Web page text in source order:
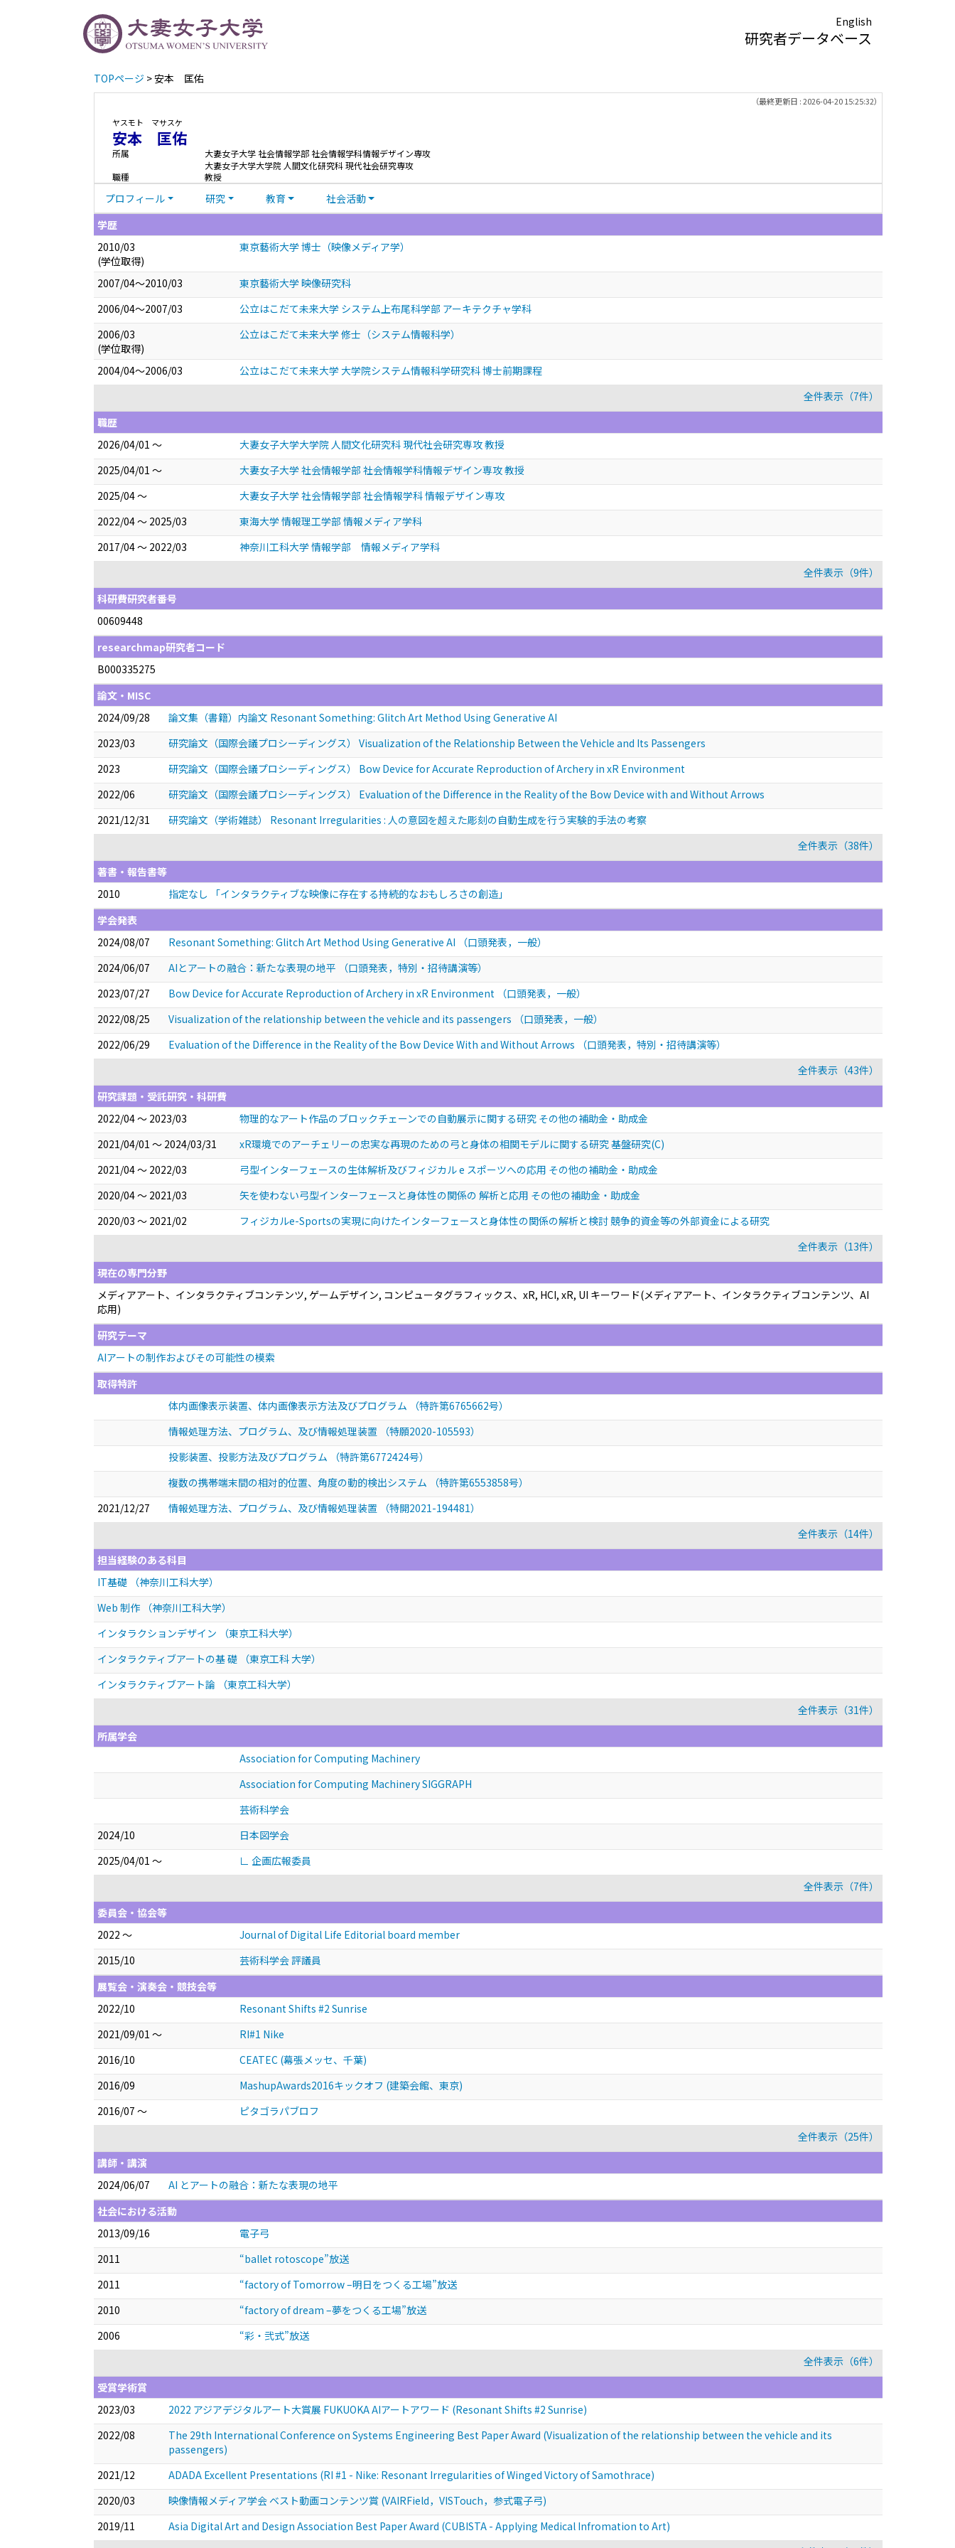
English
研究者データベース
TOPページ > 安本 匡佑
（最終更新日 : 2026-04-20 15:25:32）
ヤスモト マサスケ
安本 匡佑
所属
大妻女子大学 社会情報学部 社会情報学科情報デザイン専攻
大妻女子大学大学院 人間文化研究科 現代社会研究専攻
職種
教授
プロフィール 研究 教育
社会活動
学歴
2010/03
(学位取得)
東京藝術大学 博士（映像メディア学）
2007/04～2010/03
東京藝術大学 映像研究科
2006/04～2007/03
公立はこだて未来大学 システム上布尾科学部 アーキテクチャ学科
2006/03
(学位取得)
公立はこだて未来大学 修士（システム情報科学）
2004/04～2006/03
公立はこだて未来大学 大学院システム情報科学研究科 博士前期課程
全件表示（7件）
職歴
2026/04/01 ～
大妻女子大学大学院 人間文化研究科 現代社会研究専攻 教授
2025/04/01 ～
大妻女子大学 社会情報学部 社会情報学科情報デザイン専攻 教授
2025/04 ～
大妻女子大学 社会情報学部 社会情報学科 情報デザイン専攻
2022/04 ～ 2025/03
東海大学 情報理工学部 情報メディア学科
2017/04 ～ 2022/03
神奈川工科大学 情報学部 情報メディア学科
全件表示（9件）
科研費研究者番号
00609448
researchmap研究者コード
B000335275
論文・MISC
2024/09/28
論文集（書籍）内論文 Resonant Something: Glitch Art Method Using Generative AI
2023/03
研究論文（国際会議プロシーディングス） Visualization of the Relationship Between the Vehicle and Its Passengers
2023
研究論文（国際会議プロシーディングス） Bow Device for Accurate Reproduction of Archery in xR Environment
2022/06
研究論文（国際会議プロシーディングス） Evaluation of the Difference in the Reality of the Bow Device with and Without Arrows
2021/12/31
研究論文（学術雑誌） Resonant Irregularities : 人の意図を超えた彫刻の自動生成を行う実験的手法の考察
全件表示（38件）
著書・報告書等
2010
指定なし 「インタラクティブな映像に存在する持続的なおもしろさの創造」
学会発表
2024/08/07
Resonant Something: Glitch Art Method Using Generative AI
（口頭発表，一般）
2024/06/07
AIとアートの融合：新たな表現の地平
（口頭発表，特別・招待講演等）
2023/07/27
Bow Device for Accurate Reproduction of Archery in xR Environment
（口頭発表，一般）
2022/08/25
Visualization of the relationship between the vehicle and its passengers
（口頭発表，一般）
2022/06/29
Evaluation of the Difference in the Reality of the Bow Device With and Without Arrows
（口頭発表，特別・招待講演等）
全件表示（43件）
研究課題・受託研究・科研費
2022/04 ～ 2023/03
物理的なアート作品のブロックチェーンでの自動展示に関する研究 その他の補助金・助成金
2021/04/01 ～ 2024/03/31
xR環境でのアーチェリーの忠実な再現のための弓と身体の相関モデルに関する研究 基盤研究(C)
2021/04 ～ 2022/03
弓型インターフェースの生体解析及びフィジカル e スポーツへの応用 その他の補助金・助成金
2020/04 ～ 2021/03
矢を使わない弓型インターフェースと身体性の関係の 解析と応用 その他の補助金・助成金
2020/03 ～ 2021/02
フィジカルe-Sportsの実現に向けたインターフェースと身体性の関係の解析と検討 競争的資金等の外部資金による研究
全件表示（13件）
現在の専門分野
メディアアート、インタラクティブコンテンツ, ゲームデザイン, コンピュータグラフィックス、xR, HCI, xR, UI キーワード(メディアアート、インタラクティブコンテンツ、AI
応用)
研究テーマ
AIアートの制作およびその可能性の模索
取得特許
体内画像表示装置、体内画像表示方法及びプログラム （特許第6765662号）
情報処理方法、プログラム、及び情報処理装置 （特願2020-105593）
投影装置、投影方法及びプログラム （特許第6772424号）
複数の携帯端末間の相対的位置、角度の動的検出システム （特許第6553858号）
2021/12/27
情報処理方法、プログラム、及び情報処理装置 （特開2021-194481）
全件表示（14件）
担当経験のある科目
IT基礎 （神奈川⼯科⼤学）
Web 制作 （神奈川⼯科⼤学）
インタラクションデザイン （東京⼯科⼤学）
インタラクティブアートの基 礎 （東京⼯科 ⼤学）
インタラクティブアート論 （東京工科大学）
全件表示（31件）
所属学会
Association for Computing Machinery
Association for Computing Machinery SIGGRAPH
芸術科学会
2024/10
日本図学会
2025/04/01 ～
∟ 企画広報委員
全件表示（7件）
委員会・協会等
2022 ～
Journal of Digital Life Editorial board member
2015/10
芸術科学会 評議員
展覧会・演奏会・競技会等
2022/10
Resonant Shifts #2 Sunrise
2021/09/01 ～
RI#1 Nike
2016/10
CEATEC (幕張メッセ、千葉)
2016/09
MashupAwards2016キックオフ (建築会館、東京)
2016/07 ～
ピタゴラパブロフ
全件表示（25件）
講師・講演
2024/06/07
AI とアートの融合：新たな表現の地平
社会における活動
2013/09/16
電子弓
2011
“ballet rotoscope”放送
2011
“factory of Tomorrow –明日をつくる工場”放送
2010
“factory of dream –夢をつくる工場”放送
2006
“彩・弐式”放送
全件表示（6件）
受賞学術賞
2023/03
2022 アジアデジタルアート大賞展 FUKUOKA AIアートアワード (Resonant Shifts #2 Sunrise)
2022/08
The 29th International Conference on Systems Engineering Best Paper Award (Visualization of the relationship between the vehicle and its
passengers)
2021/12
ADADA Excellent Presentations (RI #1 - Nike: Resonant Irregularities of Winged Victory of Samothrace)
2020/03
映像情報メディア学会 ベスト動画コンテンツ賞 (VAIRField，VISTouch，参式電子弓)
2019/11
Asia Digital Art and Design Association Best Paper Award (CUBISTA - Applying Medical Infromation to Art)